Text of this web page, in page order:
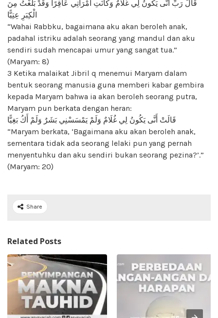
قَالَ رَبِّ أَنَّى يَكُونُ لِي غُلَامٌ وَكَانَتِ امْرَأَتِي عَاقِرًا وَقَدْ بَلَغْتُ مِنَ
الْكِبَرِ عِتِيًّا
“Wahai Rabbku, bagaimana aku akan beroleh anak,
padahal istriku adalah seorang yang mandul dan aku
sendiri sudah mencapai umur yang sangat tua.”
(Maryam: 8)
3 Ketika malaikat Jibril q menemui Maryam dalam
bentuk seorang manusia guna memberi kabar gembira
kepada Maryam bahwa ia akan beroleh seorang putra,
Maryam pun berkata dengan heran:
قَالَتْ أَنَّى يَكُونُ لِي غُلَامٌ وَلَمْ يَمْسَسْنِي بَشَرٌ وَلَمْ أَكُ بَغِيًّا
“Maryam berkata, ‘Bagaimana aku akan beroleh anak,
sementara tidak ada seorang lelaki pun yang pernah
menyentuhku dan aku sendiri bukan seorang pezina?’.”
(Maryam: 20)
Share
Related Posts